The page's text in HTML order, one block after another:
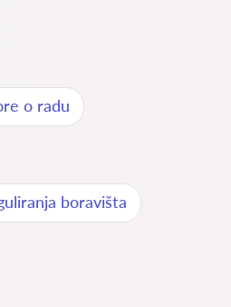
o radu
boravišta